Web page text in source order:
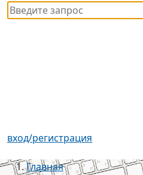
вход/регистрация
Главная